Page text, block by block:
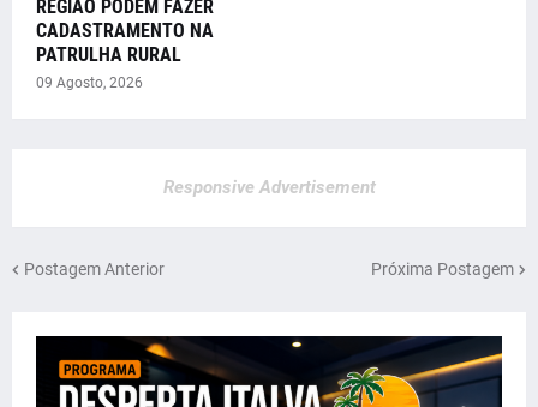
REGIÃO PODEM FAZER
CADASTRAMENTO NA
PATRULHA RURAL
09 Agosto, 2026
Responsive Advertisement
Postagem Anterior Próxima Postagem